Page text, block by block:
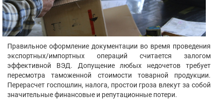
Правильное оформление документации во время проведения
экспортных/импортных операций считается залогом
эффективной ВЭД. Допущение любых недочетов требует
пересмотра таможенной стоимости товарной продукции.
Перерасчет госпошлин, налога, простои гроза влекут за собой
значительные финансовые и репутационные потери.